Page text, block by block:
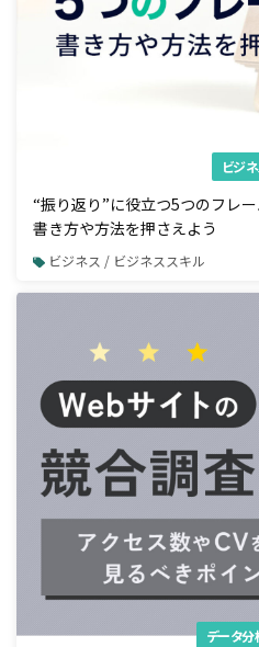
ビジ
“振り返り”に役立つ5つのフレ
書き方や方法を押さえよう
ビジネス / ビジネススキル
データ分